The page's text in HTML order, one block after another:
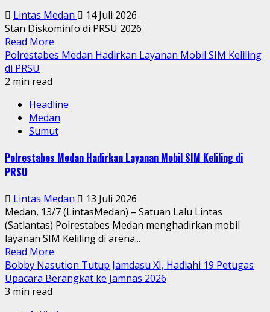
Lintas Medan
14 Juli 2026
Stan Diskominfo di PRSU 2026
Read More
Polrestabes Medan Hadirkan Layanan Mobil SIM Keliling
di PRSU
2 min read
Headline
Medan
Sumut
Polrestabes Medan Hadirkan Layanan Mobil SIM Keliling di
PRSU
Lintas Medan
13 Juli 2026
Medan, 13/7 (LintasMedan) – Satuan Lalu Lintas
(Satlantas) Polrestabes Medan menghadirkan mobil
layanan SIM Keliling di arena...
Read More
Bobby Nasution Tutup Jamdasu XI, Hadiahi 19 Petugas
Upacara Berangkat ke Jamnas 2026
3 min read